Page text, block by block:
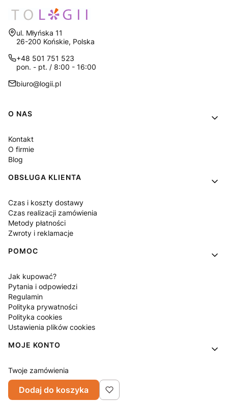
Adres:
ul. Młyńska 11
26-200 Końskie, Polska
+48 501 751 523
pon. - pt. / 8:00 - 16:00
biuro@logii.pl
Linki w stopce
O NAS
Kontakt
O firmie
Blog
OBSŁUGA KLIENTA
Czas i koszty dostawy
Czas realizacji zamówienia
Metody płatności
Zwroty i reklamacje
POMOC
Jak kupować?
Pytania i odpowiedzi
Regulamin
Polityka prywatności
Polityka cookies
Ustawienia plików cookies
MOJE KONTO
Twoje zamówienia
Ustawienia konta
Ulubione
Dodaj do koszyka